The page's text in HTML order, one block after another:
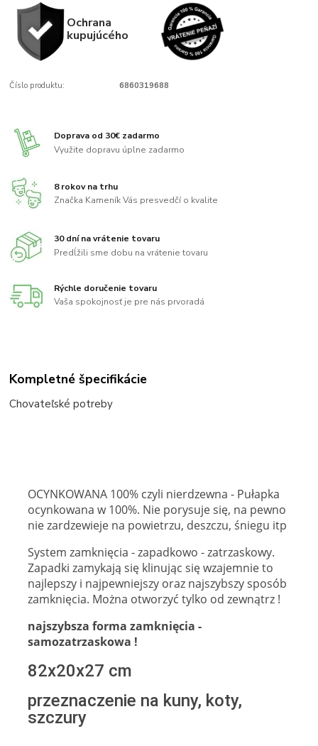
Ochrana
kupujúcého
Číslo produktu: 6860319688
Doprava od 30€ zadarmo
Využite dopravu úplne zadarmo
8 rokov na trhu
Značka Kameník Vás presvedčí o kvalite
30 dní na vrátenie tovaru
Predĺžili sme dobu na vrátenie tovaru
Rýchle doručenie tovaru
Vaša spokojnosť je pre nás prvoradá
Kompletné špecifikácie
Chovateľské potreby
OCYNKOWANA 100% czyli nierdzewna - Pułapka
ocynkowana w 100%. Nie porysuje się, na pewno
nie zardzewieje na powietrzu, deszczu, śniegu itp
System zamknięcia - zapadkowo - zatrzaskowy.
Zapadki zamykają się klinując się wzajemnie to
najlepszy i najpewniejszy oraz najszybszy sposób
zamknięcia. Można otworzyć tylko od zewnątrz !
najszybsza forma zamknięcia -
samozatrzaskowa !
82x20x27 cm
przeznaczenie na kuny, koty,
szczury